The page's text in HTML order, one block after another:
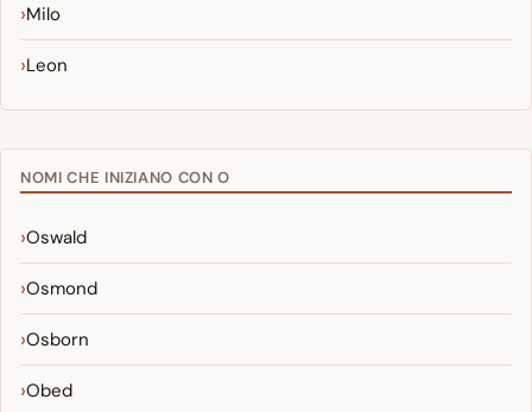
Milo
Leon
NOMI CHE INIZIANO CON O
Oswald
Osmond
Osborn
Obed